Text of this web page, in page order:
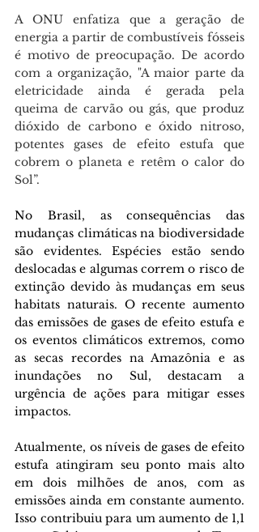
A ONU enfatiza que a geração de
energia a partir de combustíveis fósseis
é motivo de preocupação. De acordo
com a organização, "A maior parte da
eletricidade ainda é gerada pela
queima de carvão ou gás, que produz
dióxido de carbono e óxido nitroso,
potentes gases de efeito estufa que
cobrem o planeta e retêm o calor do
Sol”.
No Brasil, as consequências das
mudanças climáticas na biodiversidade
são evidentes. Espécies estão sendo
deslocadas e algumas correm o risco de
extinção devido às mudanças em seus
habitats naturais. O recente aumento
das emissões de gases de efeito estufa e
os eventos climáticos extremos, como
as secas recordes na Amazônia e as
inundações no Sul, destacam a
urgência de ações para mitigar esses
impactos.
Atualmente, os níveis de gases de efeito
estufa atingiram seu ponto mais alto
em dois milhões de anos, com as
emissões ainda em constante aumento.
Isso contribuiu para um aumento de 1,1